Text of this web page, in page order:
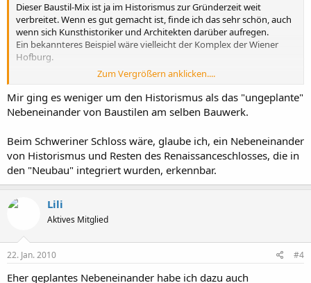
Dieser Baustil-Mix ist ja im Historismus zur Gründerzeit weit
verbreitet. Wenn es gut gemacht ist, finde ich das sehr schön, auch
wenn sich Kunsthistoriker und Architekten darüber aufregen.
Ein bekannteres Beispiel wäre vielleicht der Komplex der Wiener
Hofburg.
Das Schloß von Schwerin dürfte dafür ein sehr elegantes Beispiel
sein:
Schloss Schwerin
Zum Vergrößern anklicken....
Mir ging es weniger um den Historismus als das "ungeplante"
Nebeneinander von Baustilen am selben Bauwerk.
Beim Schweriner Schloss wäre, glaube ich, ein Nebeneinander
von Historismus und Resten des Renaissanceschlosses, die in
den "Neubau" integriert wurden, erkennbar.
Lili
Aktives Mitglied
22. Jan. 2010 #4
Eher geplantes Nebeneinander habe ich dazu auch